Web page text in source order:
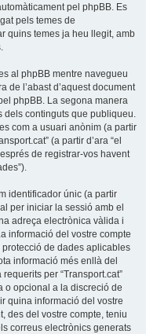
pel phpBB. Es
pels temes de
quins temes ja heu llegit, amb
al phpBB mentre navegueu
de l’abast d’aquest document
phpBB. La segona manera
continguts que publiqueu.
com a usuari anònim (a partir
(a partir d’ara “el
de registrar-vos havent
identificador únic (a partir
per iniciar la sessió amb el
adreça electrònica vàlida i
informació del vostre compte
protecció de dades aplicables
informació més enllà del
per “Transport.cat”
o opcional a la discreció de
quina informació del vostre
des del vostre compte, teniu
correus electrònics generats